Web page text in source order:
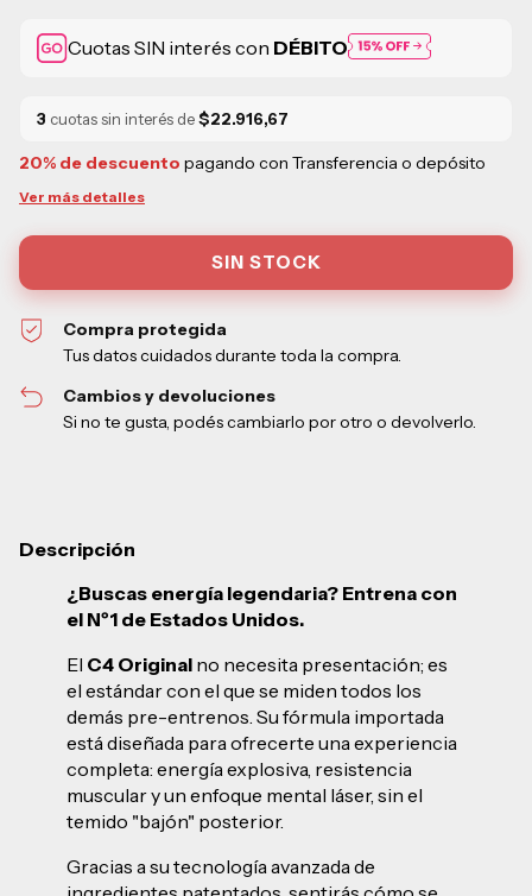
Cuotas SIN interés con DÉBITO
3 cuotas sin interés de$22.916,67
20% de descuento pagando con Transferencia o depósito
Ver más detalles
Compra protegida
Tus datos cuidados durante toda la compra.
Cambios y devoluciones
Si no te gusta, podés cambiarlo por otro o devolverlo.
Descripción
¿Buscas energía legendaria? Entrena con
el Nº1 de Estados Unidos.
El C4 Original no necesita presentación; es
el estándar con el que se miden todos los
demás pre-entrenos. Su fórmula importada
está diseñada para ofrecerte una experiencia
completa: energía explosiva, resistencia
muscular y un enfoque mental láser, sin el
temido "bajón" posterior.
Gracias a su tecnología avanzada de